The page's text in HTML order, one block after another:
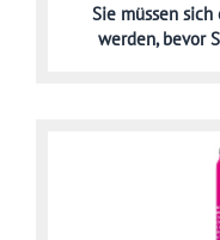
Sie müssen sich
werden,bevor